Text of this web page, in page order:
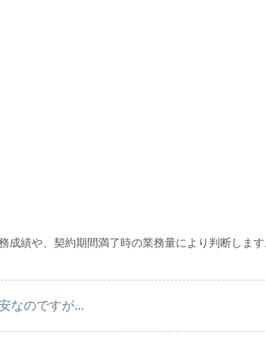
成績や、契約期間満了時の業務量により判断しま
なのですが...